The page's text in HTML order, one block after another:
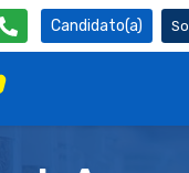
Candidato(a)